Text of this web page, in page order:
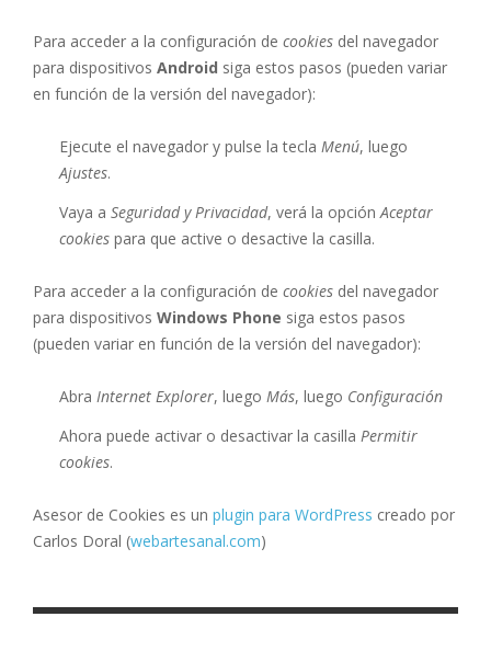
Para acceder a la configuración de cookies del navegador
para dispositivos Android siga estos pasos (pueden variar
en función de la versión del navegador):
Ejecute el navegador y pulse la tecla Menú, luego
Ajustes.
Vaya a Seguridad y Privacidad, verá la opción Aceptar
cookies para que active o desactive la casilla.
Para acceder a la configuración de cookies del navegador
para dispositivos Windows Phone siga estos pasos
(pueden variar en función de la versión del navegador):
Abra Internet Explorer, luego Más, luego Configuración
Ahora puede activar o desactivar la casilla Permitir
cookies.
Asesor de Cookies es un plugin para WordPress creado por
Carlos Doral (webartesanal.com)